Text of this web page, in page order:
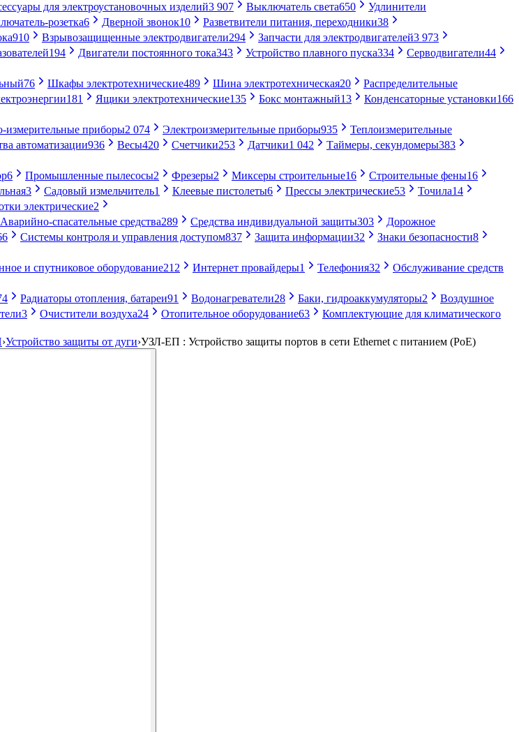
для электроустановочных изделий3 907 Выключатель света650
Удлинители
розетка6 Дверной звонок10 Разветвители питания, переходники38
910 Взрывозащищенные электродвигатели294 Запчасти для электродвигателей3 973
194 Двигатели постоянного тока343 Устройство плавного пуска334 Серводвигатели44
76 Шкафы электротехнические489 Шина электротехническая20
Распределительные
181 Ящики электротехнические135 Бокс монтажный13 Конденсаторные установки166
измерительные приборы2 074 Электроизмерительные приборы935
Теплоизмерительные
автоматизации936 Весы420 Счетчики253 Датчики1 042 Таймеры, секундомеры383
6 Промышленные пылесосы2 Фрезеры2 Миксеры строительные16 Строительные фены16
3 Садовый измельчитель1 Клеевые пистолеты6 Прессы электрические53 Точила14
электрические2
Аварийно-спасательные средства289 Средства индивидуальной защиты303
Дорожное
Системы контроля и управления доступом837 Защита информации32 Знаки безопасности8
и спутниковое оборудование212 Интернет провайдеры1 Телефония32
Обслуживание средств
Радиаторы отопления, батареи91 Водонагреватели28 Баки, гидроаккумуляторы2
Воздушное
3 Очистители воздуха24 Отопительное оборудование63
Комплектующие для климатического
›Устройство защиты от дуги›УЗЛ-ЕП : Устройство защиты портов в сети Ethernet c питанием (РоЕ)